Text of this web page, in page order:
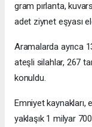
gram pırlanta,
adet ziynet eşyası
Aramalarda ayrıca
ateşli silahlar, 267
konuldu.
Emniyet kaynakları,
yaklaşık 1 milyar